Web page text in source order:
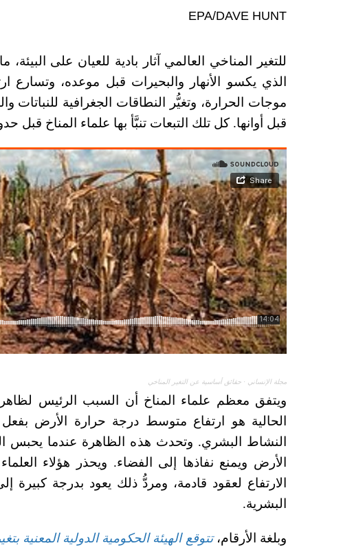
EPA/DAVE HUNT
للتغير المناخي العالمي آثار بادية للعيان على
الذي يكسو الأنهار والبحيرات قبل موعده،
موجات الحرارة، وتغيُّر النطاقات الجغرافية للنباتات
قبل أوانها. كل تلك التبعات تنبَّأ بها علماء المناخ قبل
مجلة الإنساني · حقائق أساسية عن التغير المناخي
ويتفق معظم علماء المناخ أن السبب الرئيس
الحالية هو ارتفاع متوسط درجة حرارة الأرض بفعل
النشاط البشري. وتحدث هذه الظاهرة عندما يحبس
الأرض ويمنع نفاذها إلى الفضاء. ويحذر هؤلاء
الارتفاع لعقود قادمة، ومردُّ ذلك يعود بدرجة كبيرة
البشرية.
وبلغة الأرقام،تتوقع الهيئة الحكومية الدولية المعنية